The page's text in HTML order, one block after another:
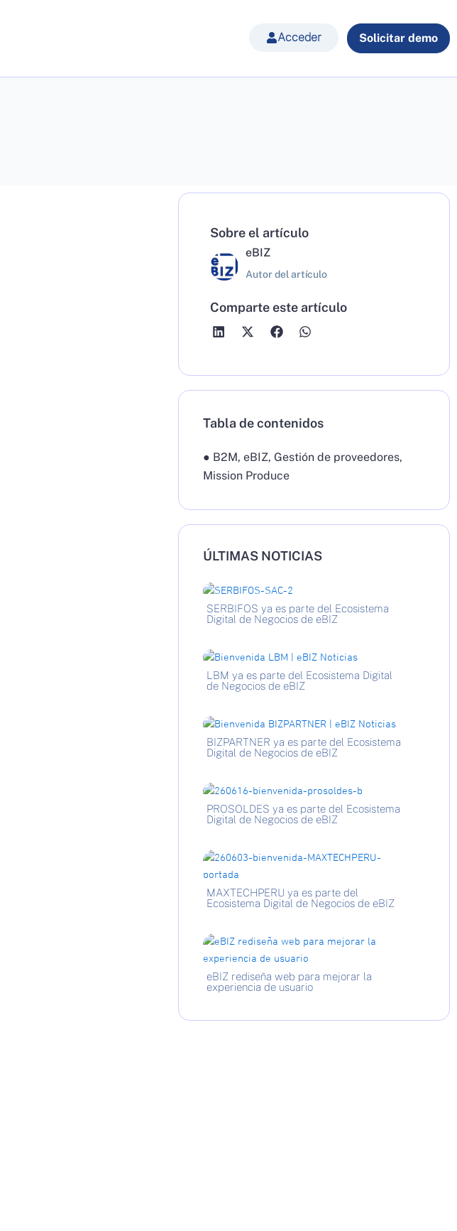
Acceder Solicitar demo
Sobre el artículo
eBIZ
Autor del artículo
Comparte este artículo
Tabla de contenidos
● B2M, eBIZ, Gestión de proveedores,
Mission Produce
ÚLTIMAS NOTICIAS
SERBIFOS ya es parte del Ecosistema
Digital de Negocios de eBIZ
LBM ya es parte del Ecosistema Digital
de Negocios de eBIZ
BIZPARTNER ya es parte del Ecosistema
Digital de Negocios de eBIZ
PROSOLDES ya es parte del Ecosistema
Digital de Negocios de eBIZ
MAXTECHPERU ya es parte del
Ecosistema Digital de Negocios de eBIZ
eBIZ rediseña web para mejorar la
experiencia de usuario